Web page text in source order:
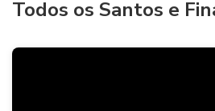
Todos os Santos e